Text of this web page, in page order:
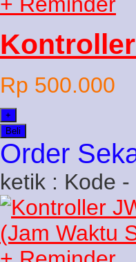
Rp 500.000
+
Beli
Order
ketik : Kode